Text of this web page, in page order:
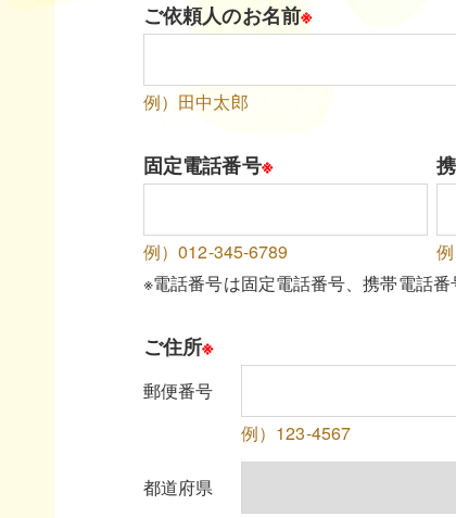
ご依頼人のお名前※
例）田中太郎
固定電話番号※
例）012-345-6789
※電話番号は固定電話番号、携帯電話番
ご住所※
郵便番号
例）123-4567
都道府県